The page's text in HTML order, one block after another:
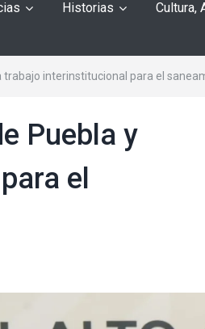
Historias Cultura,
interinstitucional para el
Puebla y
el